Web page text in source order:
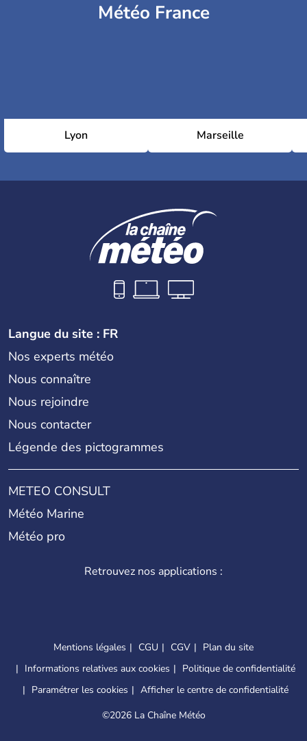
Météo France
Lyon Marseille
Langue du site : FR
Nos experts météo
Nous connaître
Nous rejoindre
Nous contacter
Légende des pictogrammes
METEO CONSULT
Météo Marine
Météo pro
Retrouvez nos applications :
Mentions légales CGU CGV
Plan du site
Informations relatives aux cookies
Politique de confidentialité
Paramétrer les cookies
Afficher le centre de confidentialité
©2026 La Chaîne Météo